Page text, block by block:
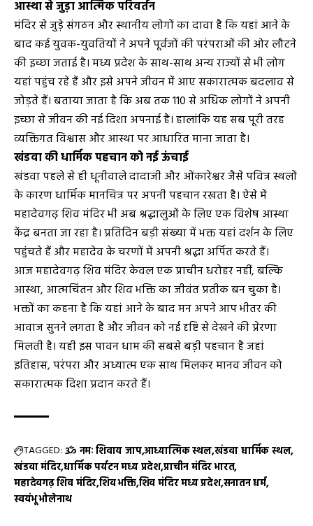
आस्था से जुड़ा आत्मिक परिवर्तन
मंदिर से जुड़े संगठन और स्थानीय लोगों का दावा है कि यहां आने के
बाद कई युवक-युवतियों ने अपने पूर्वजों की परंपराओं की ओर लौटने
की इच्छा जताई है। मध्य प्रदेश के साथ-साथ अन्य राज्यों से भी लोग
यहां पहुंच रहे हैं और इसे अपने जीवन में आए सकारात्मक बदलाव से
जोड़ते हैं। बताया जाता है कि अब तक 110 से अधिक लोगों ने अपनी
इच्छा से जीवन की नई दिशा अपनाई है। हालांकि यह सब पूरी तरह
व्यक्तिगत विश्वास और आस्था पर आधारित माना जाता है।
खंडवा की धार्मिक पहचान को नई ऊंचाई
खंडवा पहले से ही धूनीवाले दादाजी और ओंकारेश्वर जैसे पवित्र स्थलों
के कारण धार्मिक मानचित्र पर अपनी पहचान रखता है। ऐसे में
महादेवगढ़ शिव मंदिर भी अब श्रद्धालुओं के लिए एक विशेष आस्था
केंद्र बनता जा रहा है। प्रतिदिन बड़ी संख्या में भक्त यहां दर्शन के लिए
पहुंचते हैं और महादेव के चरणों में अपनी श्रद्धा अर्पित करते हैं।
आज महादेवगढ़ शिव मंदिर केवल एक प्राचीन धरोहर नहीं, बल्कि
आस्था, आत्मचिंतन और शिव भक्ति का जीवंत प्रतीक बन चुका है।
भक्तों का कहना है कि यहां आने के बाद मन अपने आप भीतर की
आवाज सुनने लगता है और जीवन को नई दृष्टि से देखने की प्रेरणा
मिलती है। यही इस पावन धाम की सबसे बड़ी पहचान है जहां
इतिहास, परंपरा और अध्यात्म एक साथ मिलकर मानव जीवन को
सकारात्मक दिशा प्रदान करते हैं।
TAGGED: ॐ नमः शिवाय जापआध्यात्मिक स्थलखंडवा धार्मिक स्थल
खंडवा मंदिरधार्मिक पर्यटन मध्य प्रदेशप्राचीन मंदिर भारत
महादेवगढ़ शिव मंदिरशिव भक्तिशिव मंदिर मध्य प्रदेशसनातन धर्म
स्वयंभू भोलेनाथ